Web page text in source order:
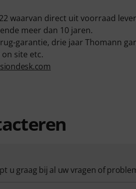
waarvan direct uit voorraad
meer dan 10 jaren.
garantie, drie jaar Thomann
site etc.
u graag bij al uw vragen of